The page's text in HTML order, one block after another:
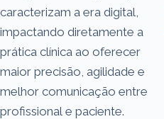
caracterizam a era digital,
impactando diretamente a
prática clínica ao oferecer
maior precisão, agilidade e
melhor comunicação entre
profissional e paciente.